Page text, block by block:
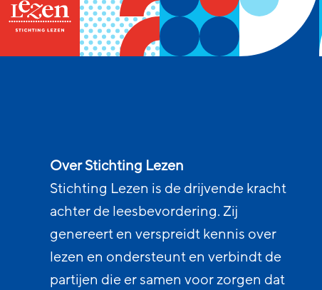
Over Stichting Lezen
Stichting Lezen is de drijvende kracht
achter de leesbevordering. Zij
genereert en verspreidt kennis over
lezen en ondersteunt en verbindt de
partijen die er samen voor zorgen dat